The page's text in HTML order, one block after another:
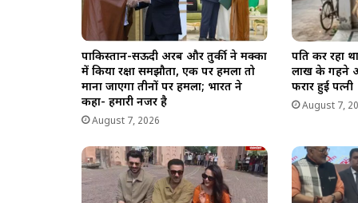
पाकिस्तान-सऊदी अरब और तुर्की ने मक्का
में किया रक्षा समझौता, एक पर हमला तो
माना जाएगा तीनों पर हमला; भारत ने
कहा- हमारी नजर है
August 7, 2026
पति कर रहा
लाख के गहने
फरार हुई पत्नी
August 7,